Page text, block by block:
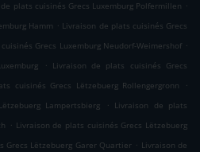
plats cuisinés Grecs Luxemburg Polfermillen .
Hamm . Livraison de plats cuisinés Grecs
Grecs Luxemburg Neudorf-Weimershof .
. Livraison de plats cuisinés Grecs
cuisinés Grecs Lëtzebuerg Rollengergronn
.
Lampertsbierg
. Livraison de plats
. Livraison de plats cuisinés Grecs Lëtzebuerg
Grecs Lëtzebuerg Garer Quartier . Livraison de